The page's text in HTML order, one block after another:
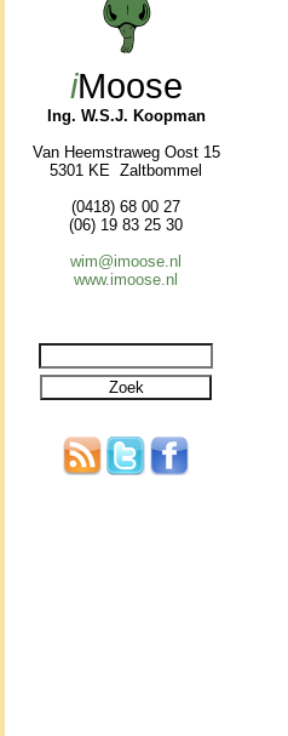
iMoose
Ing. W.S.J. Koopman
Van Heemstraweg Oost 15
5301 KE Zaltbommel
(0418) 68 00 27
(06) 19 83 25 30
wim@imoose.nl
www.imoose.nl